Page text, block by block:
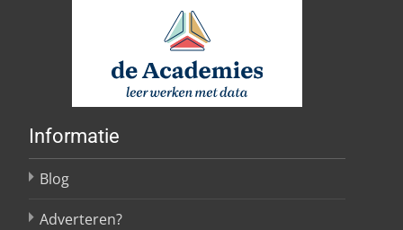
Informatie
Blog
Adverteren?